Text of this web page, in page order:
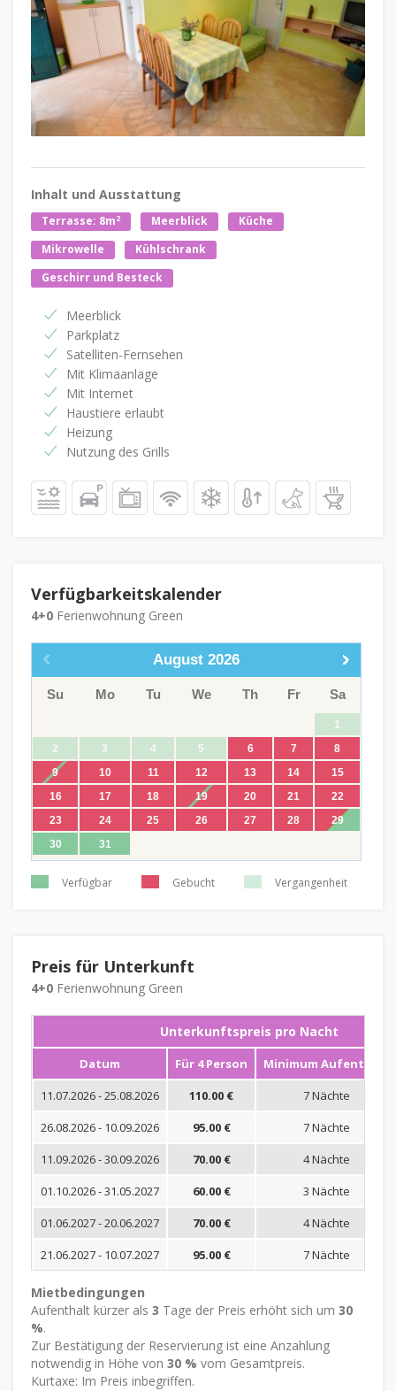
Inhalt und Ausstattung
Terrasse: 8m2 Meerblick
Küche
Mikrowelle
Kühlschrank
Geschirr und Besteck
Meerblick
Parkplatz
Satelliten-Fernsehen
Mit Klimaanlage
Mit Internet
Haustiere erlaubt
Heizung
Nutzung des Grills
Verfügbarkeitskalender
4+0 Ferienwohnung Green
August 2026
Su Mo Tu We Th Fr Sa
1
2
3 4 5 6 7
8
9
10 11 12 13 14
15
16
17 18 19 20 21
22
23
24 25 26 27 28
29
30
31
Verfügbar Gebucht Vergangenheit
Preis für Unterkunft
4+0 Ferienwohnung Green
Unterkunftspreis pro Nacht
Datum Für 4 Person
Minimum Aufenthalt
11.07.2026 - 25.08.2026
110.00 €
7 Nächte
26.08.2026 - 10.09.2026
95.00 €
7 Nächte
11.09.2026 - 30.09.2026
70.00 €
4 Nächte
01.10.2026 - 31.05.2027
60.00 €
3 Nächte
01.06.2027 - 20.06.2027
70.00 €
4 Nächte
21.06.2027 - 10.07.2027
95.00 € 7 Nächte
Mietbedingungen
Aufenthalt kürzer als 3 Tage der Preis erhöht sich um 30
%.
Zur Bestätigung der Reservierung ist eine Anzahlung
notwendig in Höhe von 30 % vom Gesamtpreis.
Kurtaxe: Im Preis inbegriffen.